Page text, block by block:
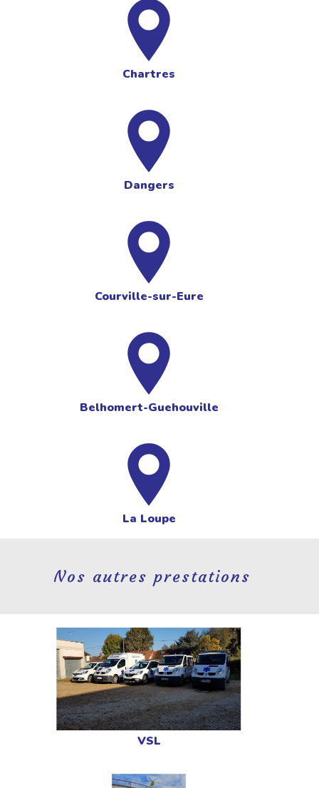
Chartres
Dangers
Courville-sur-Eure
Belhomert-Guehouville
La Loupe
Nos autres prestations
VSL